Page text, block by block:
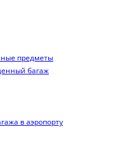
предметы
багаж
в аэропорту